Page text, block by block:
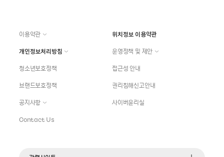
이용약관
위치정보 이용약관
개인정보처리방침
운영정책 및 제안
청소년보호정책
접근성 안내
브랜드보호정책
권리침해신고안내
공지사항
사이버윤리실
Contact Us